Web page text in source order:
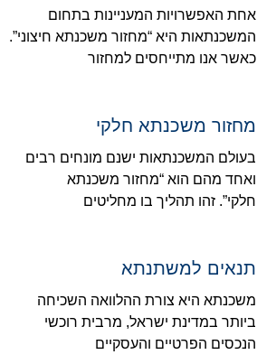
אחת האפשרויות המעניינות בתחום
המשכנתאות היא “מחזור משכנתא חיצוני”.
כאשר אנו מתייחסים למחזור
מחזור משכנתא חלקי
בעולם המשכנתאות ישנם מונחים רבים
ואחד מהם הוא “מחזור משכנתא
חלקי”. זהו תהליך בו מחליטים
תנאים למשתנתא
משכנתא היא צורת ההלוואה השכיחה
ביותר במדינת ישראל, מרבית רוכשי
הנכסים הפרטיים והעסקיים